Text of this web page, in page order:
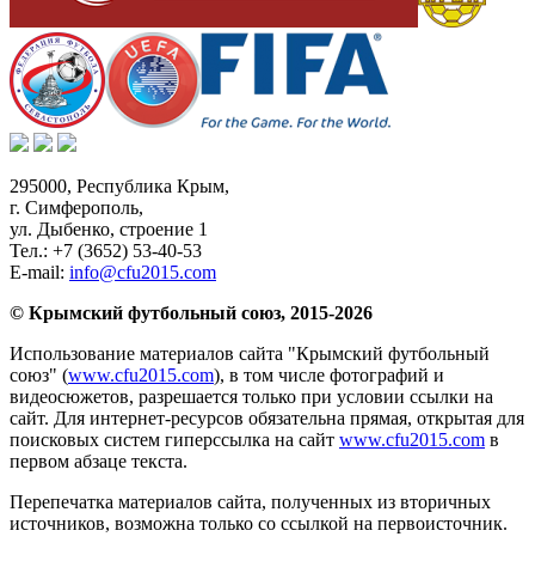
295000, Республика Крым,
г. Симферополь,
ул. Дыбенко, строение 1
Тел.: +7 (3652) 53-40-53
E-mail: info@cfu2015.com
© Крымский футбольный союз, 2015-2026
Использование материалов сайта "Крымский футбольный
союз" (www.cfu2015.com), в том числе фотографий и
видеосюжетов, разрешается только при условии ссылки на
сайт. Для интернет-ресурсов обязательна прямая, открытая для
поисковых систем гиперссылка на сайт www.cfu2015.com в
первом абзаце текста.
Перепечатка материалов сайта, полученных из вторичных
источников, возможна только со ссылкой на первоисточник.